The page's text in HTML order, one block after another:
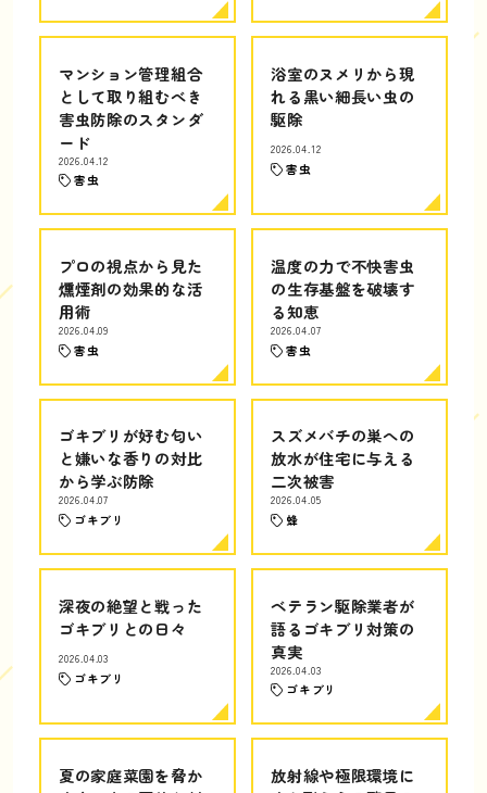
マンション管理組合
として取り組むべき
害虫防除のスタンダ
ード
2026.04.12
害虫
浴室のヌメリから現
れる黒い細長い虫の
駆除
2026.04.12
害虫
プロの視点から見た
燻煙剤の効果的な活
用術
2026.04.09
害虫
温度の力で不快害虫
の生存基盤を破壊す
る知恵
2026.04.07
害虫
ゴキブリが好む匂い
と嫌いな香りの対比
から学ぶ防除
2026.04.07
ゴキブリ
スズメバチの巣への
放水が住宅に与える
二次被害
2026.04.05
蜂
深夜の絶望と戦った
ゴキブリとの日々
2026.04.03
ゴキブリ
ベテラン駆除業者が
語るゴキブリ対策の
真実
2026.04.03
ゴキブリ
夏の家庭菜園を脅か
放射線や極限環境に